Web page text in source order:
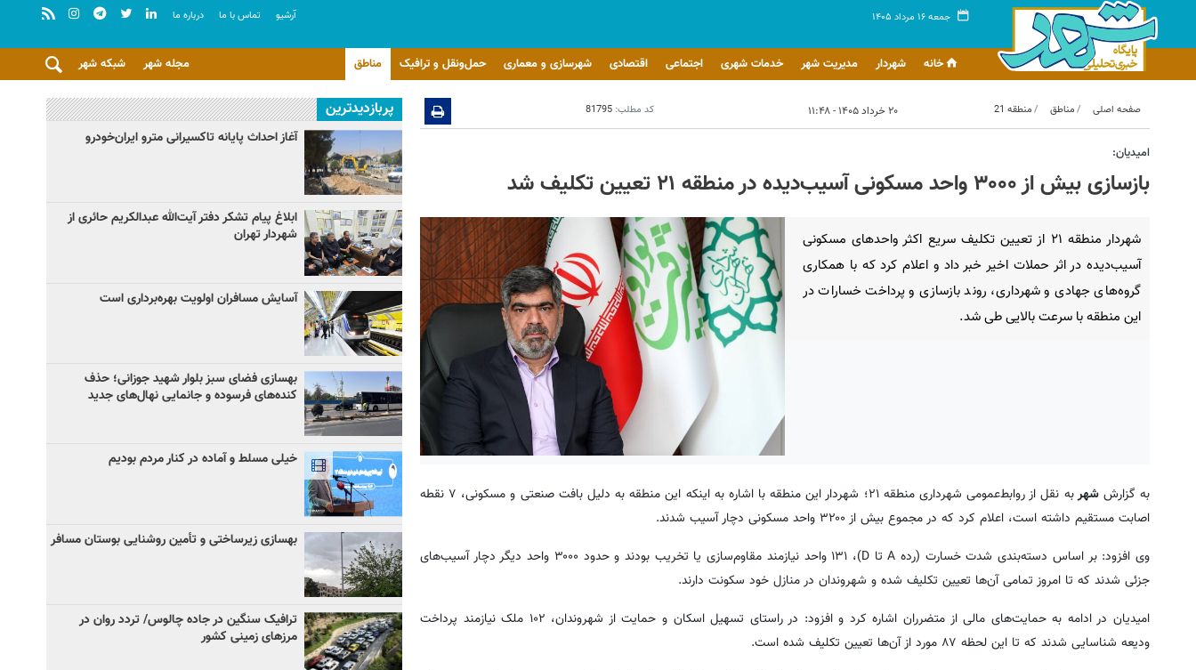
جمعه ۱۶ مرداد ۱۴۰۵ آرشيو تماس با ما درباره ما
خانه شهردار مدیریت شهر خدمات شهری اجتماعی اقتصادی شهرسازی و معماری حمل‌ونقل و ترافیک مناطق شبکه شهر مجله شهر
صفحه اصلی مناطق منطقه 21 ۲۰ خرداد ۱۴۰۵ - ۱۱:۴۸ کد مطلب: 81795
امیدیان:
بازسازی بیش از ۳۰۰۰ واحد مسکونی آسیب‌دیده در منطقه ۲۱ تعیین تکلیف شد
شهردار منطقه ۲۱ از تعیین تکلیف سریع اکثر واحدهای مسکونی
آسیب‌دیده در اثر حملات اخیر خبر داد و اعلام کرد که با همکاری
گروه‌های جهادی و شهرداری، روند بازسازی و پرداخت خسارات در
این منطقه با سرعت بالایی طی شد.
به گزارششهر
به نقل از روابط‌عمومی شهرداری منطقه ۲۱؛ شهردار این منطقه با اشاره به اینکه این منطقه به دلیل بافت صنعتی و مسکونی، ۷ نقطه
اصابت مستقیم داشته است، اعلام کرد که در مجموع بیش از ۳۲۰۰ واحد مسکونی دچار آسیب شدند.
وی افزود: بر اساس دسته‌بندی شدت خسارت (رده A تا D)، ۱۳۱ واحد نیازمند مقاوم‌سازی یا تخریب بودند و حدود ۳۰۰۰ واحد دیگر دچار آسیب‌های
جزئی شدند که تا امروز تمامی آن‌ها تعیین تکلیف شده و شهروندان در منازل خود سکونت دارند.
امیدیان در ادامه به حمایت‌های مالی از متضرران اشاره کرد و افزود: در راستای تسهیل اسکان و حمایت از شهروندان، ۱۰۲ ملک نیازمند پرداخت
ودیعه شناسایی شدند که تا این لحظه ۸۷ مورد از آن‌ها تعیین تکلیف شده است.
پربازدیدترین
آغاز احداث پایانه تاکسیرانی مترو ایران‌خودرو
ابلاغ پیام تشکر دفتر آیت‌الله عبدالکریم حائری از
شهردار تهران
آسایش مسافران اولویت بهره‌برداری است
بهسازی فضای سبز بلوار شهید جوزانی؛ حذف
کنده‌های فرسوده و جانمایی نهال‌های جدید
خیلی مسلط و آماده در کنار مردم بودیم
بهسازی زیرساختی و تأمین روشنایی بوستان مسافر
ترافیک سنگین در جاده چالوس/ تردد روان در
مرزهای زمینی کشور